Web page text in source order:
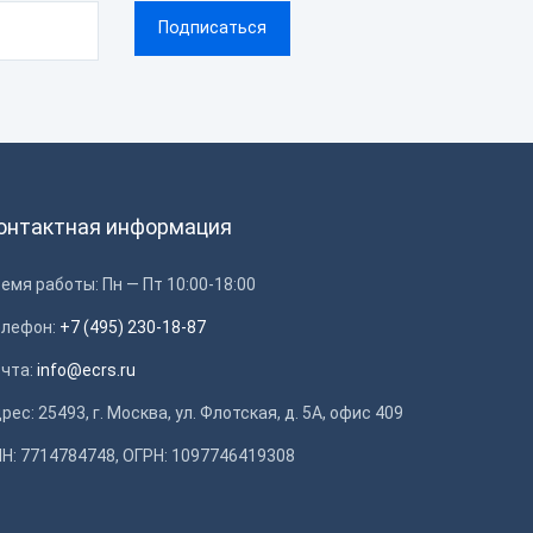
информация
работы: Пн — Пт 10:00-18:00
+7 (495) 230-18-87
info@ecrs.ru
25493, г. Москва, ул. Флотская, д. 5А, офис 409
7714784748, ОГРН: 1097746419308